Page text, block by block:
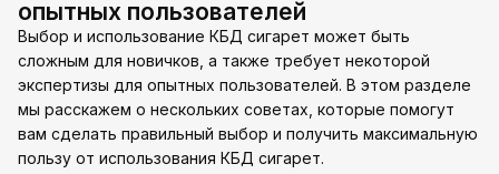
опытных пользователей
Выбор и использование КБД сигарет может быть
сложным для новичков, а также требует некоторой
экспертизы для опытных пользователей. В этом разделе
мы расскажем о нескольких советах, которые помогут
вам сделать правильный выбор и получить максимальную
пользу от использования КБД сигарет.